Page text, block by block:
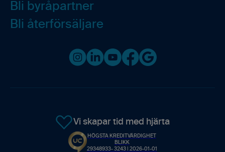
Bli byråpartner
Bli återförsäljare
Instagram
LinkedInYoutubeFacebookGoogle business
Vi skapar tid med hjärta
HÖGSTA KREDITVÄRDIGHET
BLIKK
29348933- 3243 | 2026-01-01